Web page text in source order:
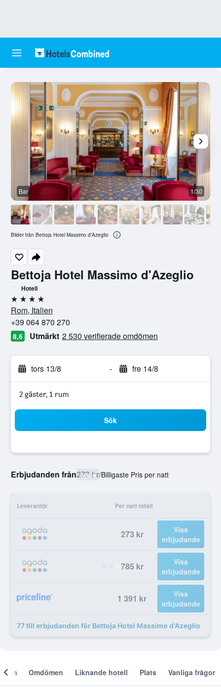
Bettoja Hotel Massimo d'Azeglio
Hotell
4 stjärnor
Rom, Italien
+39 064 870 270
8,6 Utmärkt 2 530 verifierade omdömen
tors 13/8 - fre 14/8
2 gäster, 1 rum
Sök
Erbjudanden från273 kr/Billigaste Pris per natt
Leverantör Per natt totalt
273 kr
Visa
erbjudande
785 kr
Visa
erbjudande
1 391 kr
Visa
erbjudande
77 till erbjudanden för Bettoja Hotel Massimo d'Azeglio
Bar 1/30
Bilder från Bettoja Hotel Massimo d'Azeglio
Om Omdömen Liknande hotell Plats Vanliga frågor